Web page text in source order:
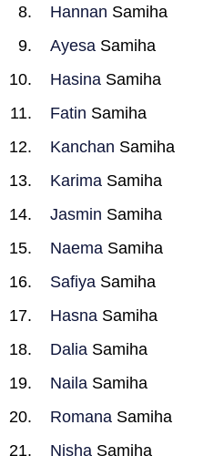
Hannan Samiha
Ayesa Samiha
Hasina Samiha
Fatin Samiha
Kanchan Samiha
Karima Samiha
Jasmin Samiha
Naema Samiha
Safiya Samiha
Hasna Samiha
Dalia Samiha
Naila Samiha
Romana Samiha
Nisha Samiha